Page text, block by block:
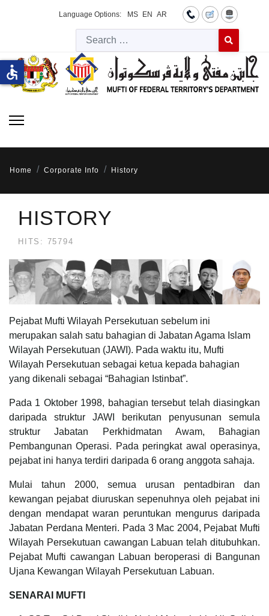
Language Options: MS EN AR
Type 2 or
Home Corporate Info History
HISTORY
HITS: 75794
Pejabat Mufti Wilayah Persekutuan sebelum ini
merupakan salah satu bahagian di Jabatan Agama Islam
Wilayah Persekutuan (JAWI). Pada waktu itu, Mufti
Wilayah Persekutuan sebagai ketua kepada bahagian
yang dikenali sebagai “Bahagian Istinbat”.
Pada 1 Oktober 1998, bahagian tersebut telah diasingkan
daripada struktur JAWI berikutan penyusunan semula
struktur Jabatan Perkhidmatan Awam, Bahagian
Pembangunan Operasi. Pada peringkat awal operasinya,
pejabat ini hanya terdiri daripada 6 orang anggota sahaja.
Mulai tahun 2000, semua urusan pentadbiran dan
kewangan pejabat diuruskan sepenuhnya oleh pejabat ini
dengan mendapat waran peruntukan mengurus daripada
Jabatan Perdana Menteri. Pada 3 Mac 2004, Pejabat Mufti
Wilayah Persekutuan cawangan Labuan telah ditubuhkan.
Pejabat Mufti cawangan Labuan beroperasi di Bangunan
Ujana Kewangan Wilayah Persekutuan Labuan.
SENARAI MUFTI
accessible